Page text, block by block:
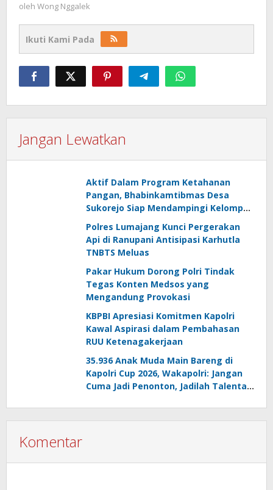
oleh Wong Nggalek
Ikuti Kami Pada
Jangan Lewatkan
Aktif Dalam Program Ketahanan
Pangan, Bhabinkamtibmas Desa
Sukorejo Siap Mendampingi Kelompok
Tani
Polres Lumajang Kunci Pergerakan
Api di Ranupani Antisipasi Karhutla
TNBTS Meluas
Pakar Hukum Dorong Polri Tindak
Tegas Konten Medsos yang
Mengandung Provokasi
KBPBI Apresiasi Komitmen Kapolri
Kawal Aspirasi dalam Pembahasan
RUU Ketenagakerjaan
35.936 Anak Muda Main Bareng di
Kapolri Cup 2026, Wakapolri: Jangan
Cuma Jadi Penonton, Jadilah Talenta
Komentar